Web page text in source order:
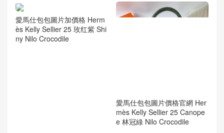
愛馬仕包包圖片加價格 Herm
ès Kelly Sellier 25 玫红紫 Shi
ny Nilo Crocodile
愛馬仕包包圖片價格官網 Her
mès Kelly Sellier 25 Canope
e 林冠綠 Nilo Crocodile